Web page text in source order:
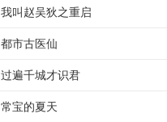
我叫赵吴狄之重启
都市古医仙
过遍千城才识君
常宝的夏天